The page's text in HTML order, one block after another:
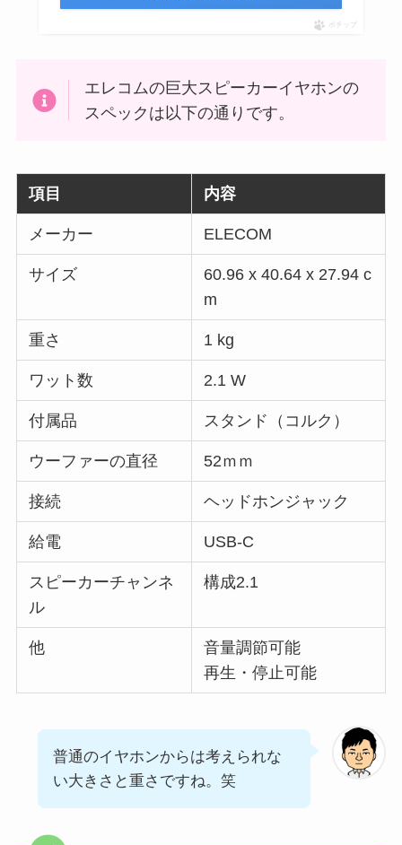
ポチップ
エレコムの巨大スピーカーイヤホンの
スペックは以下の通りです。
項目 内容
メーカー ELECOM
サイズ
60.96 x 40.64 x 27.94 c
m
重さ 1 kg
ワット数 2.1 W
付属品 スタンド（コルク）
ウーファーの直径 52ｍｍ
接続 ヘッドホンジャック
給電 USB-C
スピーカーチャンネ
ル
構成2.1
他
音量調節可能
再生・停止可能
普通のイヤホンからは考えられな
い大きさと重さですね。笑